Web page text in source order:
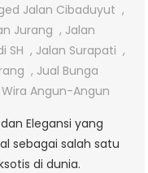
Jual
Bunga
Anggrek
Di
Jalan
Bandung
Jalan Cibaduyut ,
Jurang , Jalan
SH , Jalan Surapati ,
, Jual Bunga
Wira Angun-Angun
Elegansi yang
sebagai salah satu
di dunia.